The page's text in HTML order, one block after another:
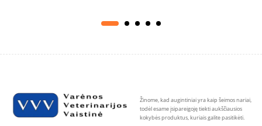
Žinome, kad augintiniai yra kaip šeimos nariai,
todėl esame įsipareigoję tiekti aukščiausios
kokybės produktus, kuriais galite pasitikėti.